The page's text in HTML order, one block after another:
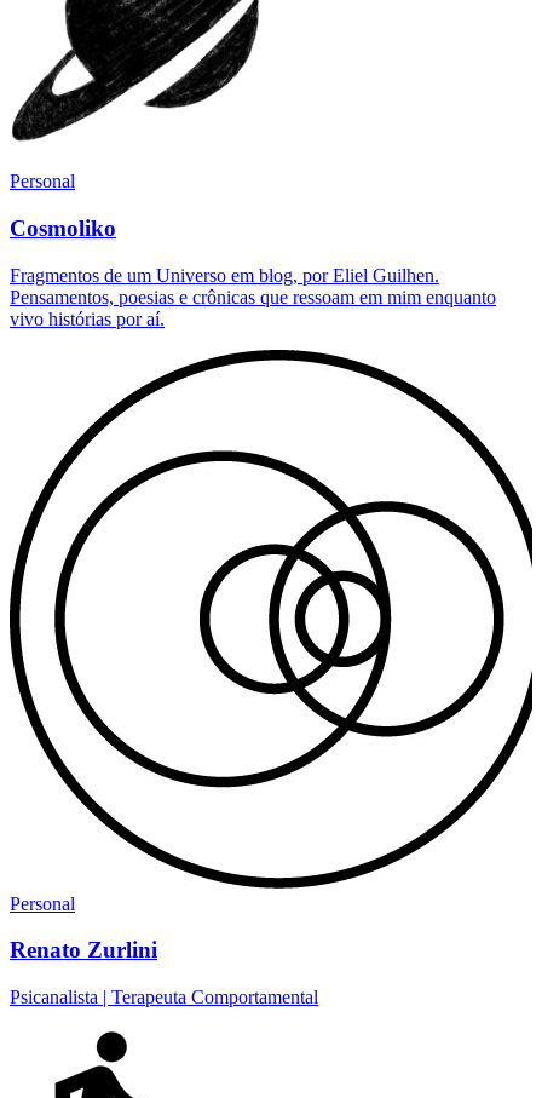
Personal
Cosmoliko
Fragmentos de um Universo em blog, por Eliel Guilhen.
Pensamentos, poesias e crônicas que ressoam em mim enquanto
vivo histórias por aí.
Personal
Renato Zurlini
Psicanalista | Terapeuta Comportamental